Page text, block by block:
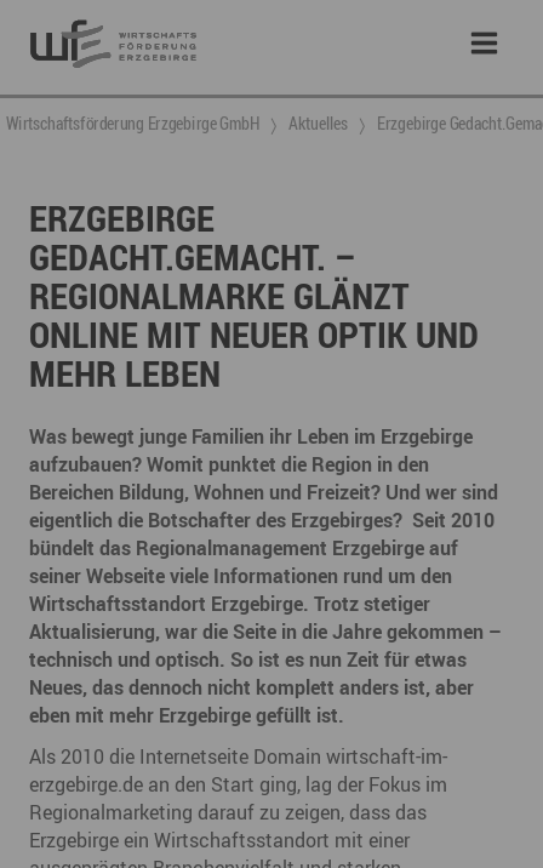
Wirtschaftsförderung Erzgebirge GmbH Aktuelles Erzgebirge
ERZGEBIRGE
GEDACHT.GEMACHT. –
REGIONALMARKE GLÄNZT
ONLINE MIT NEUER OPTIK UND
MEHR LEBEN
Was bewegt junge Familien ihr Leben im Erzgebirge
aufzubauen? Womit punktet die Region in den
Bereichen Bildung, Wohnen und Freizeit? Und wer sind
eigentlich die Botschafter des Erzgebirges? Seit 2010
bündelt das Regionalmanagement Erzgebirge auf
seiner Webseite viele Informationen rund um den
Wirtschaftsstandort Erzgebirge. Trotz stetiger
Aktualisierung, war die Seite in die Jahre gekommen –
technisch und optisch. So ist es nun Zeit für etwas
Neues, das dennoch nicht komplett anders ist, aber
eben mit mehr Erzgebirge gefüllt ist.
Als 2010 die Internetseite Domain wirtschaft-im-
erzgebirge.de an den Start ging, lag der Fokus im
Regionalmarketing darauf zu zeigen, dass das
Erzgebirge ein Wirtschaftsstandort mit einer